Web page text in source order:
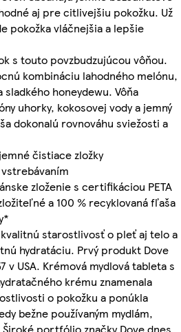
aj pre citlivejšiu pokožku. Už
pokožka vláčnejšia a lepšie
s touto povzbudzujúcou vôňou.
kombináciu lahodného melónu,
honeydewu. Vôňa
uhorky, kokosovej vody a jemný
dokonalú rovnováhu sviežosti a
čistiace zložky
zloženie s certifikáciou PETA
a 100 % recyklovaná fľaša
starostlivosť o pleť aj telo a
hydratáciu. Prvý produkt Dove
v USA. Krémová mydlová tableta s
krému znamenala
o pokožku a ponúkla
bežne používaným mydlám,
portfólio značky Dove dnes